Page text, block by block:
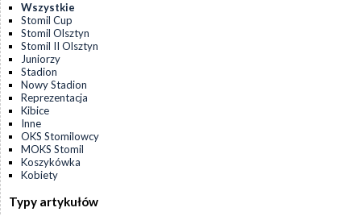
Wszystkie
Stomil Cup
Stomil Olsztyn
Stomil II Olsztyn
Juniorzy
Stadion
Nowy Stadion
Reprezentacja
Kibice
Inne
OKS Stomilowcy
MOKS Stomil
Koszykówka
Kobiety
Typy artykułów